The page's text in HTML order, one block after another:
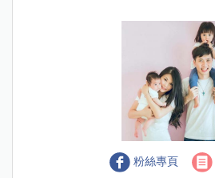
粉絲專頁